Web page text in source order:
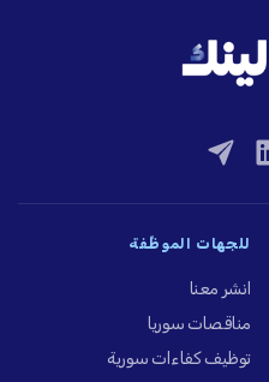
للجهات الموظِّفة
انشر معنا
مناقصات سوريا
توظيف كفاءات سورية